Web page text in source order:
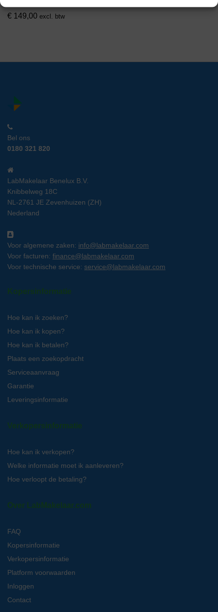
€ 149,00 excl. btw
Bel ons
0180 321 820
LabMakelaar Benelux B.V.
Knibbelweg 18C
NL-2761 JE Zevenhuizen (ZH)
Nederland
Voor algemene zaken: info@labmakelaar.com
Voor facturen: finance@labmakelaar.com
Voor technische service: service@labmakelaar.com
Kopersinformatie
Hoe kan ik zoeken?
Hoe kan ik kopen?
Hoe kan ik betalen?
Plaats een zoekopdracht
Serviceaanvraag
Garantie
Leveringsinformatie
Verkopersinformatie
Hoe kan ik verkopen?
Welke informatie moet ik aanleveren?
Hoe verloopt de betaling?
Over LabMakelaar.com
FAQ
Kopersinformatie
Verkopersinformatie
Platform voorwaarden
Inloggen
Contact